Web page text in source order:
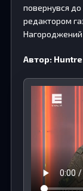
повернувся
редактором
Автор: